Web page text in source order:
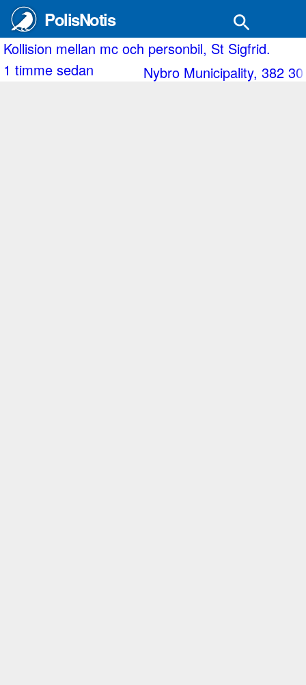
PolisNotis
mellan mc och personbil, St Sigfrid.
sedan
Nybro Municipality, 382 30 Nybro
Tre
1